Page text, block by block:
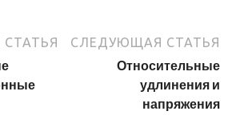
СЛЕДУЮЩАЯ СТАТЬЯ
Относительные
удлинения и
напряжения